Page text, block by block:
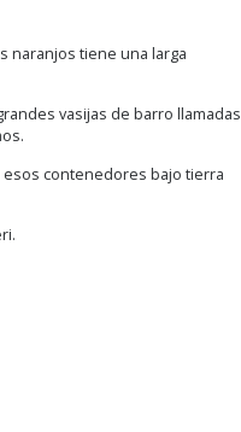
naranjos tiene una larga
vasijas de barro llamadas
contenedores bajo tierra